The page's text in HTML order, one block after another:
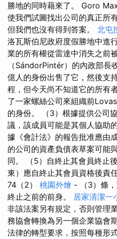
勝地的同時藉來了。 Goro
使我們試圖找出公司的真正所
但我們也沒有得到答案。 北屯
洛瓦斯伯尼政府度假勝地中進
業的所有權從雷達中消失之前
（SándorPintér）的內政部長
億人的身份出售了它，然後支
程，但今天尚不知道它的所有
了一家螺絲公司來組織前
的身份。 （3）根據提供公司
議，該成員可能是其個人協助
據《會計法》的報告批准應由
的公司的資產負債表草案可能
同。 （5）自終止其會員終止
東）應自終止其會員資格後責
74（2） 桃園外燴 - （3）條
終止之前的前身。 居家清潔一
非該法案另有規定，否則管理
務協會轉換為另一個企業協會
法律的轉型要求，按照每種形